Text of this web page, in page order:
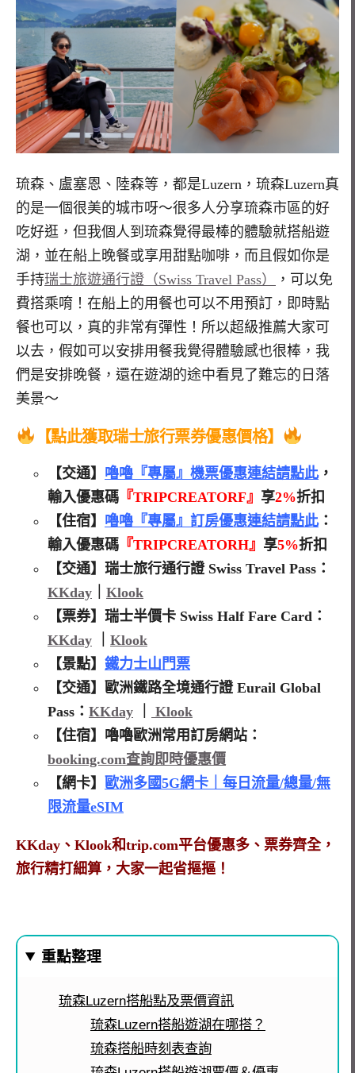
琉森、盧塞恩、陸森等，都是Luzern，琉森Luzern真
的是一個很美的城市呀～很多人分享琉森市區的好
吃好逛，但我個人到琉森覺得最棒的體驗就搭船遊
湖，並在船上晚餐或享用甜點咖啡，而且假如你是
手持瑞士旅遊通行證（Swiss Travel Pass）
，可以免
費搭乘唷！在船上的用餐也可以不用預訂，即時點
餐也可以，真的非常有彈性！所以超級推薦大家可
以去，假如可以安排用餐我覺得體驗感也很棒，我
們是安排晚餐，還在遊湖的途中看見了難忘的日落
美景～
【點此獲取瑞士旅行票券優惠價格】
【交通】 嚕嚕『專屬』機票優惠連結請點此，
輸入優惠碼 『TRIPCREATORF』 享2%折扣
【住宿】 嚕嚕『專屬』訂房優惠連結請點此：
輸入優惠碼 『TRIPCREATORH』 享5%折扣
【交通】瑞士旅行通行證 Swiss Travel Pass：
KKday
Klook
【票券】瑞士半價卡 Swiss Half Fare Card：
KKday
Klook
【景點】 鐵力士山門票
【交通】歐洲鐵路全境通行證 Eurail Global
Pass： KKday
Klook
【住宿】嚕嚕歐洲常用訂房網站：
booking.com查詢即時優惠價
【網卡】 歐洲多國5G網卡｜每日流量/總量/無
限流量eSIM
KKday、Klook和trip.com平台優惠多、票券齊全，
旅行精打細算，大家一起省摳摳！
重點整理
琉森Luzern搭船點及票價資訊
琉森Luzern搭船遊湖在哪搭？
琉森搭船時刻表查詢